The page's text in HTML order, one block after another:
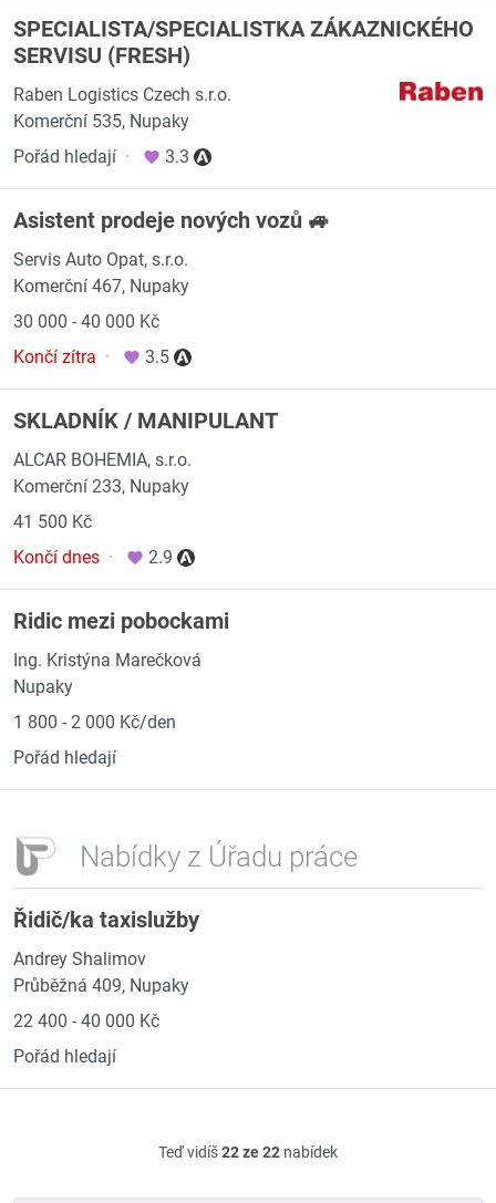
SPECIALISTA/SPECIALISTKA ZÁKAZNICKÉHO
SERVISU (FRESH)
Raben Logistics Czech s.r.o.
Komerční 535, Nupaky
Pořád hledají · 3.3
Asistent prodeje nových vozů 🚙
Servis Auto Opat, s.r.o.
Komerční 467, Nupaky
30 000 - 40 000 Kč
Končí zítra · 3.5
SKLADNÍK / MANIPULANT
ALCAR BOHEMIA, s.r.o.
Komerční 233, Nupaky
41 500 Kč
Končí dnes · 2.9
Ridic mezi pobockami
Ing. Kristýna Marečková
Nupaky
1 800 - 2 000 Kč/den
Pořád hledají
Nabídky z Úřadu práce
Řidič/ka taxislužby
Andrey Shalimov
Průběžná 409, Nupaky
22 400 - 40 000 Kč
Pořád hledají
Teď vidíš22 ze 22 nabídek